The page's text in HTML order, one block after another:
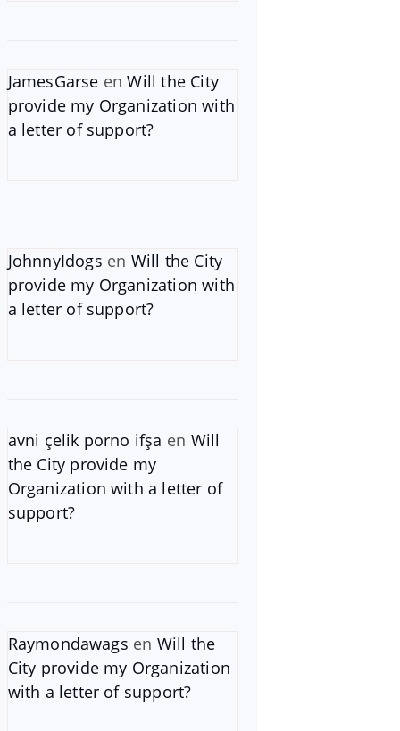
JamesGarse enWill the City
provide my Organization with
a letter of support?
JohnnyIdogs en Will the City
provide my Organization with
a letter of support?
avni çelik porno ifşa en Will
the City provide my
Organization with a letter of
support?
Raymondawags en Will the
City provide my Organization
with a letter of support?